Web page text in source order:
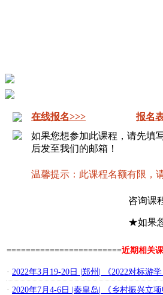
在线报名>>> 报名
如果您想参加此课程，请先填
后发至我们的邮箱！
温馨提示：此课程名额有限，
咨询课
★如果
========================近期相关
· 2022年3月19-20日 |郑州| 《2022对标游
· 2020年7月4-6日 |秦皇岛| 《乡村振兴立